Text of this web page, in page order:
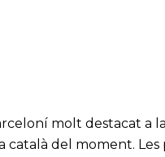
molt destacat a
del moment.